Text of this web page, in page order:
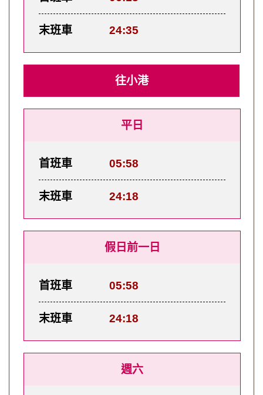
末班車 24:35
往小港
平日
首班車 05:58
末班車 24:18
假日前一日
首班車 05:58
末班車 24:18
週六